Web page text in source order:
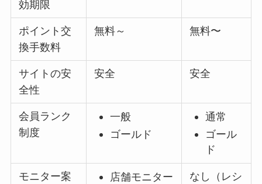
効期限
ポイント交
換手数料
無料～ 無料〜
サイトの安
全性
安全 安全
会員ランク
制度
一般
ゴールド
通常
ゴール
ド
モニター案
店舗モニター
なし（レシ